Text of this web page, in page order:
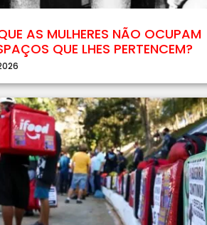
AS MULHERES NÃO OCUPAM
QUE LHES PERTENCEM?